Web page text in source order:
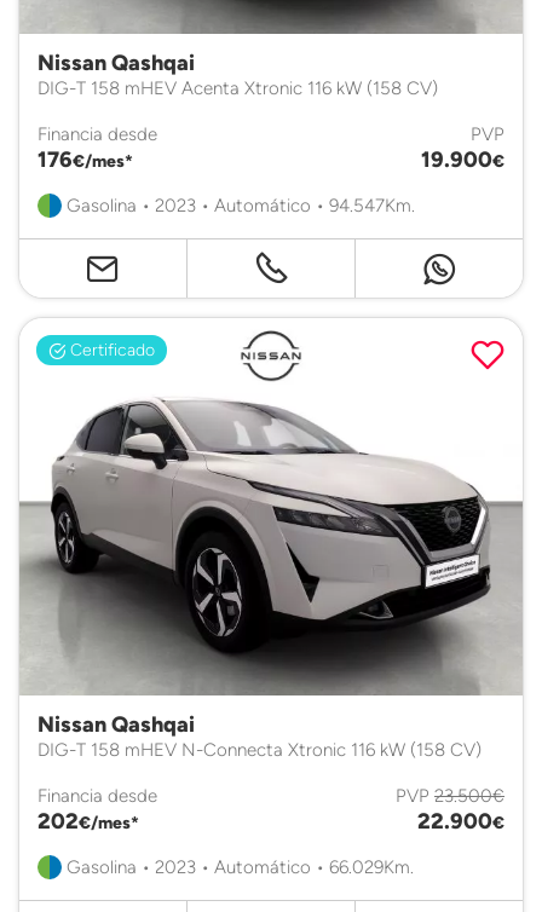
Nissan Qashqai
DIG-T 158 mHEV Acenta Xtronic 116 kW (158 CV)
Financia desde
176€/mes*
PVP
19.900€
Gasolina • 2023 • Automático • 94.547Km.
Certificado
Nissan Qashqai
DIG-T 158 mHEV N-Connecta Xtronic 116 kW (158 CV)
Financia desde
202€/mes*
PVP 23.500€
22.900€
Gasolina • 2023 • Automático • 66.029Km.